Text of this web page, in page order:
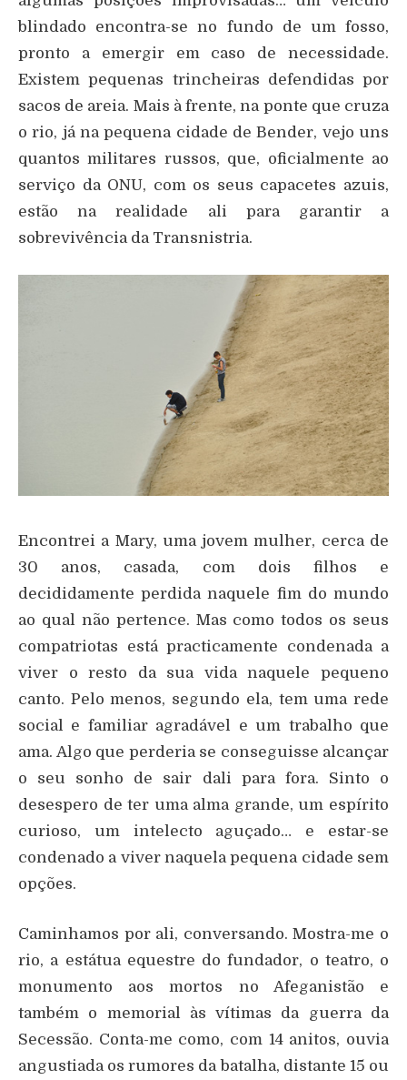
blindado encontra-se no fundo de um fosso,
pronto a emergir em caso de necessidade.
Existem pequenas trincheiras defendidas por
sacos de areia. Mais à frente, na ponte que cruza
o rio, já na pequena cidade de Bender, vejo uns
quantos militares russos, que, oficialmente ao
serviço da ONU, com os seus capacetes azuis,
estão na realidade ali para garantir a
sobrevivência da Transnistria.
Encontrei a Mary, uma jovem mulher, cerca de
30 anos, casada, com dois filhos e
decididamente perdida naquele fim do mundo
ao qual não pertence. Mas como todos os seus
compatriotas está practicamente condenada a
viver o resto da sua vida naquele pequeno
canto. Pelo menos, segundo ela, tem uma rede
social e familiar agradável e um trabalho que
ama. Algo que perderia se conseguisse alcançar
o seu sonho de sair dali para fora. Sinto o
desespero de ter uma alma grande, um espírito
curioso, um intelecto aguçado… e estar-se
condenado a viver naquela pequena cidade sem
opções.
Caminhamos por ali, conversando. Mostra-me o
rio, a estátua equestre do fundador, o teatro, o
monumento aos mortos no Afeganistão e
também o memorial às vítimas da guerra da
Secessão. Conta-me como, com 14 anitos, ouvia
angustiada os rumores da batalha, distante 15 ou